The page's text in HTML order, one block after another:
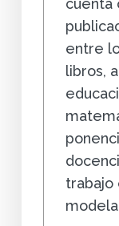
cuenta
entre
libros,
trabajo